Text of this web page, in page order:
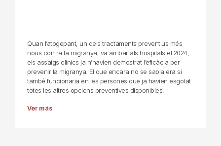
Quan l’atogepant, un dels tractaments preventius més
nous contra la migranya, va arribar als hospitals el 2024,
els assaigs clínics ja n’havien demostrat l’eficàcia per
prevenir la migranya. El que encara no se sabia era si
també funcionaria en les persones que ja havien esgotat
totes les altres opcions preventives disponibles.
Ver más